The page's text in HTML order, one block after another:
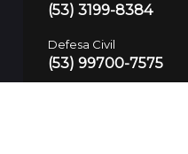
(53) 3199-8384
Defesa Civil
(53) 99700-7575